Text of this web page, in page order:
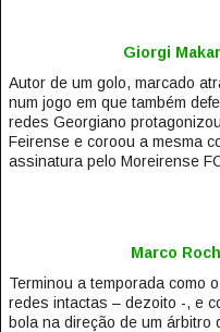
Giorgi
Autor de um golo, marcado
num jogo em que também
redes Georgiano
Feirense e coroou a mesma
assinatura pelo Moreirense
Marco
Terminou a temporada como
redes intactas – dezoito -, e
bola na direção de um árbitro